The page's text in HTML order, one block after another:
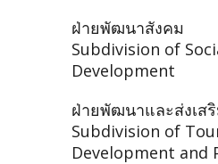
ฝ่ายพัฒนาสังคม
Subdivision of
Development
ฝ่ายพัฒนาและส่งเส
Subdivision of
Development and